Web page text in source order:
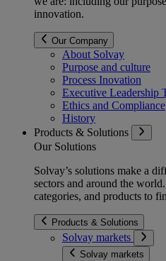
innovation.
Our Company
About Solvay
Purpose and culture
Process Inovation
Executive Leadership
Ethics and Compliance
History
Products & Solutions
Our Solutions
Solvay’s solutions make a
sectors and around the
categories, and products to
Products & Solutions
Solvay markets
Solvay markets